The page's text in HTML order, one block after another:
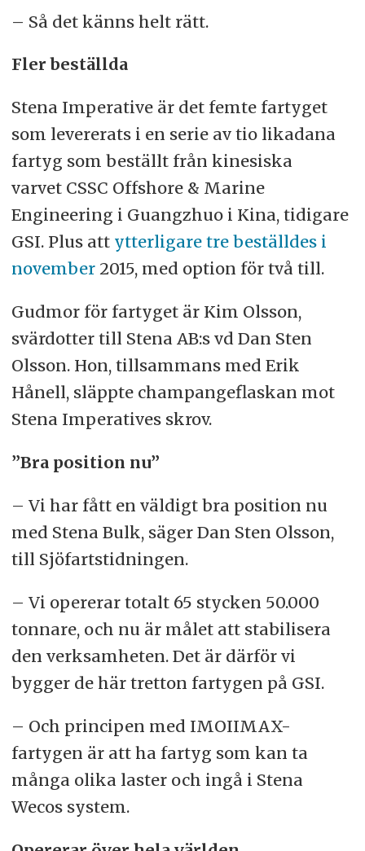
– Så det känns helt rätt.
Fler beställda
Stena Imperative är det femte fartyget
som levererats i en serie av tio likadana
fartyg som beställt från kinesiska
varvet CSSC Offshore & Marine
Engineering i Guangzhuo i Kina, tidigare
GSI. Plus att ytterligare tre beställdes i
november2015, med option för två till.
Gudmor för fartyget är Kim Olsson,
svärdotter till Stena AB:s vd Dan Sten
Olsson. Hon, tillsammans med Erik
Hånell, släppte champangeflaskan mot
Stena Imperatives skrov.
”Bra position nu”
– Vi har fått en väldigt bra position nu
med Stena Bulk, säger Dan Sten Olsson,
till Sjöfartstidningen.
– Vi opererar totalt 65 stycken 50.000
tonnare, och nu är målet att stabilisera
den verksamheten. Det är därför vi
bygger de här tretton fartygen på GSI.
– Och principen med IMOIIMAX-
fartygen är att ha fartyg som kan ta
många olika laster och ingå i Stena
Wecos system.